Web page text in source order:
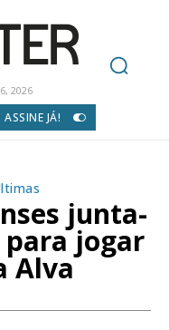
2026
ASSINE JÁ!
junta-
para jogar
Alva